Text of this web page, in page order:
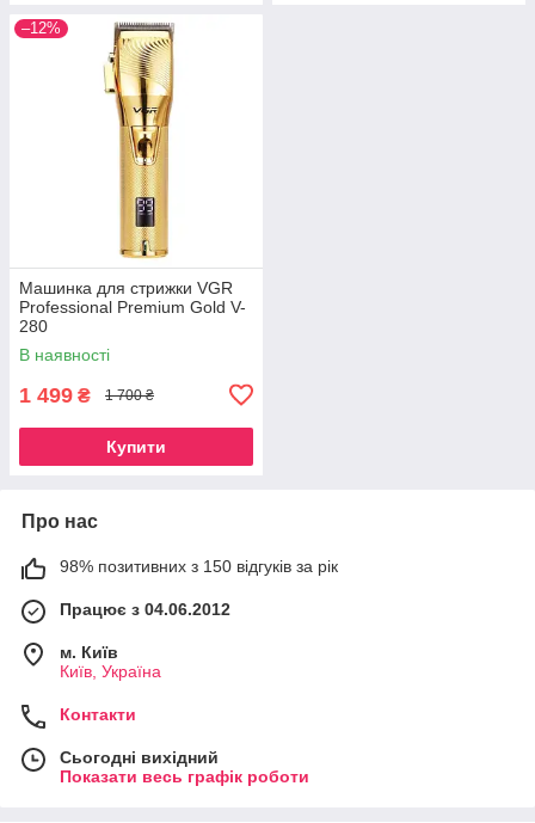
–12%
Машинка для стрижки VGR
Professional Premium Gold V-
280
В наявності
1 499 ₴ 1 700 ₴
Купити
Про нас
98% позитивних з 150 відгуків за рік
Працює з 04.06.2012
м. Київ
Київ, Україна
Контакти
Сьогодні вихідний
Показати весь графік роботи